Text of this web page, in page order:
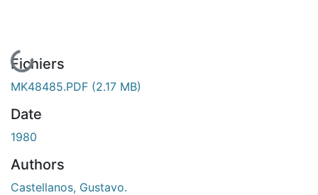
En cours de chargement...
Fichiers
MK48485.PDF (2.17 MB)
Date
1980
Authors
Castellanos, Gustavo.